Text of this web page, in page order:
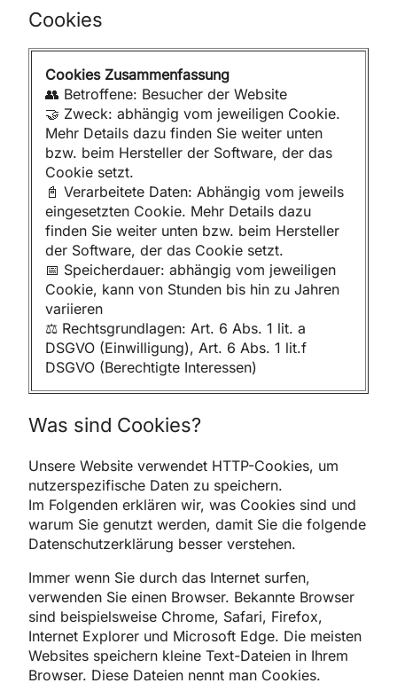
Cookies
Cookies Zusammenfassung
👥 Betroffene: Besucher der Website
🤝 Zweck: abhängig vom jeweiligen Cookie.
Mehr Details dazu finden Sie weiter unten
bzw. beim Hersteller der Software, der das
Cookie setzt.
📓 Verarbeitete Daten: Abhängig vom jeweils
eingesetzten Cookie. Mehr Details dazu
finden Sie weiter unten bzw. beim Hersteller
der Software, der das Cookie setzt.
📅 Speicherdauer: abhängig vom jeweiligen
Cookie, kann von Stunden bis hin zu Jahren
variieren
⚖️ Rechtsgrundlagen: Art. 6 Abs. 1 lit. a
DSGVO (Einwilligung), Art. 6 Abs. 1 lit.f
DSGVO (Berechtigte Interessen)
Was sind Cookies?
Unsere Website verwendet HTTP-Cookies, um
nutzerspezifische Daten zu speichern.
Im Folgenden erklären wir, was Cookies sind und
warum Sie genutzt werden, damit Sie die folgende
Datenschutzerklärung besser verstehen.
Immer wenn Sie durch das Internet surfen,
verwenden Sie einen Browser. Bekannte Browser
sind beispielsweise Chrome, Safari, Firefox,
Internet Explorer und Microsoft Edge. Die meisten
Websites speichern kleine Text-Dateien in Ihrem
Browser. Diese Dateien nennt man Cookies.